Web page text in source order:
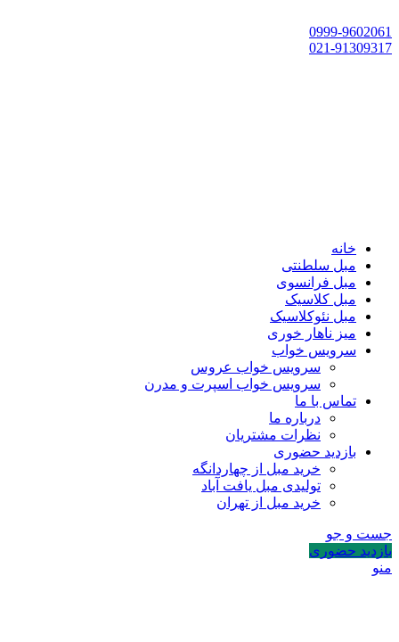
0999-9602061
021-91309317
خانه
مبل سلطنتی
مبل فرانسوی
مبل کلاسیک
مبل نئوکلاسیک
میز ناهار خوری
سرویس خواب
سرویس خواب عروس
سرویس خواب اسپرت و مدرن
تماس با ما
درباره ما
نظرات مشتریان
بازدید حضوری
خرید مبل از چهاردانگه
تولیدی مبل یافت آباد
خرید مبل از تهران
جست و جو
بازدید حضوری
منو